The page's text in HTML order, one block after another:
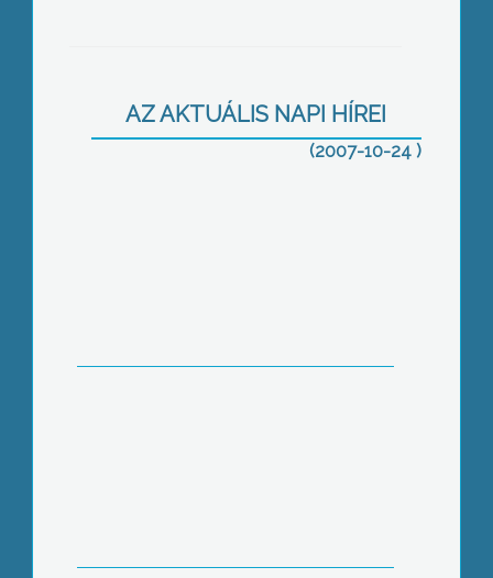
AZ AKTUÁLIS NAPI HÍREI
(2007-10-24 )
A városi ünnepségnél egy nappal
Eredetileg itt az 1956-os szobornál
A mai napon az egyház Kapisztrán